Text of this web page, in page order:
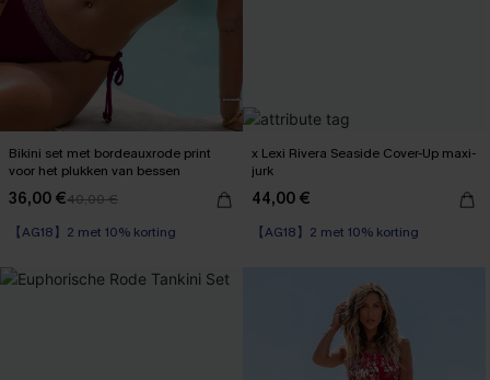
Bikini set met bordeauxrode print
voor het plukken van bessen
36,00 €40,00 €
【AG18】2 met 10% korting
x Lexi Rivera Seaside Cover-Up maxi-
jurk
44,00 €
【AG18】2 met 10% korting